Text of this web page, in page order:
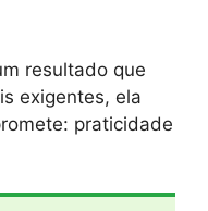
resultado que
exigentes, ela
praticidade